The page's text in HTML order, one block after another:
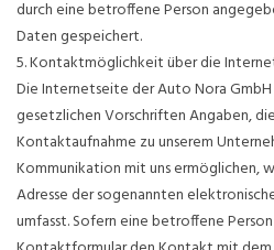
durch eine betroffene Person
Daten gespeichert.
5. Kontaktmöglichkeit über die
Die Internetseite der Auto Nora
gesetzlichen Vorschriften Angaben,
Kontaktaufnahme zu unserem
Kommunikation mit uns ermöglichen,
Adresse der sogenannten
umfasst. Sofern eine betroffene